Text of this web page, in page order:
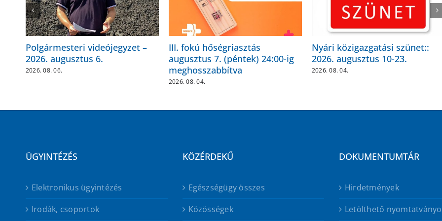
Polgármesteri videójegyzet –
2026. augusztus 6.
2026. 08. 06.
III. fokú hőségriasztás
augusztus 7. (péntek) 24:00-ig
meghosszabbítva
2026. 08. 04.
Nyári közigazgatási szünet::
2026. augusztus 10-23.
2026. 08. 04.
ÜGYINTÉZÉS
Elektronikus ügyintézés
Irodák, csoportok
KÖZÉRDEKŰ
Egészségügy összes
Közösségek
DOKUMENTUMTÁR
Hirdetmények
Letölthető